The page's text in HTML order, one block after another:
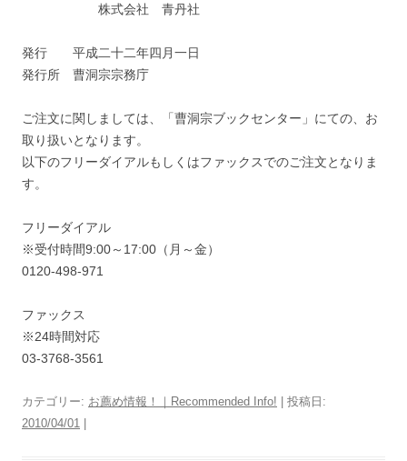
株式会社 青丹社
発行 平成二十二年四月一日
発行所 曹洞宗宗務庁
ご注文に関しましては、「曹洞宗ブックセンター」にての、お
取り扱いとなります。
以下のフリーダイアルもしくはファックスでのご注文となりま
す。
フリーダイアル
※受付時間9:00～17:00（月～金）
0120-498-971
ファックス
※24時間対応
03-3768-3561
カテゴリー: お薦め情報！｜Recommended Info! | 投稿日:
2010/04/01